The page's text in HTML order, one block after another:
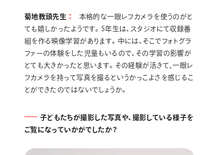
菊地教頭先生
本格的な一眼レフカメラを使うのがと
ても嬉しかったようです。5年生は、スタジオにて収録番
組を作る映像学習があります。中には、そこでフォトグラ
ファーの体験をした児童もいるので、その学習の影響が
とても大きかったと思います。その経験が活きて､一眼レ
フカメラを持って写真を撮るというかっこよさを感じるこ
とができたのではないでしょうか。
子どもたちが撮影した写真や、撮影している様子を
ご覧になっていかがでしたか？